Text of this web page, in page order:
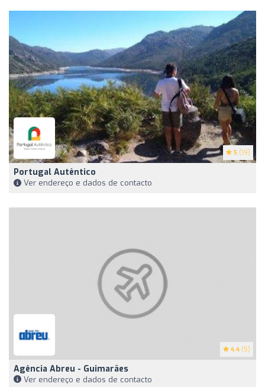
5 (19)
Portugal Autêntico
Ver endereço e dados de contacto
4.4 (5)
Agência Abreu - Guimarães
Ver endereço e dados de contacto